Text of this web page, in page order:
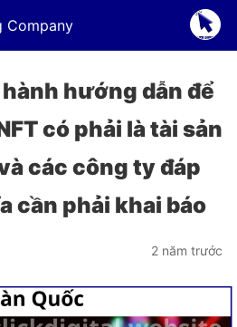
Company
hướng dẫn để
có phải là tài sản
các công ty đáp
cần phải khai báo
2 năm trước